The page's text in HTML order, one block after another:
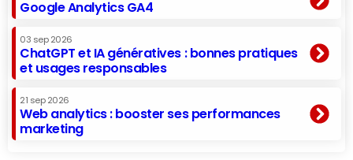
Google Analytics GA4
03 sep 2026
ChatGPT et IA génératives : bonnes pratiques
et usages responsables
21 sep 2026
Web analytics : booster ses performances
marketing